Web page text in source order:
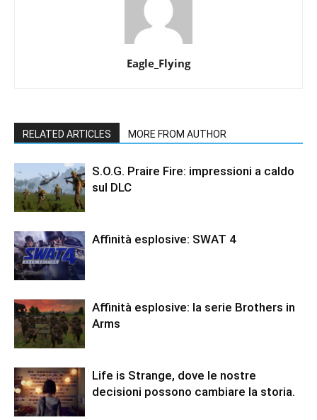
Eagle_Flying
RELATED ARTICLES MORE FROM AUTHOR
S.O.G. Praire Fire: impressioni a caldo
sul DLC
Affinità esplosive: SWAT 4
Affinità esplosive: la serie Brothers in
Arms
Life is Strange, dove le nostre
decisioni possono cambiare la storia.